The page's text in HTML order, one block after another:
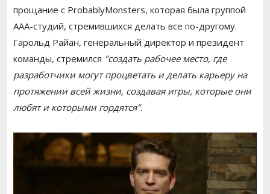
прощание с ProbablyMonsters, которая была группой
ААА-студий, стремившихся делать все по-другому.
Гарольд Райан, генеральный директор и президент
команды, стремился "создать рабочее место, где
разработчики могут процветать и делать карьеру на
протяжении всей жизни, создавая игры, которые они
любят и которыми гордятся".